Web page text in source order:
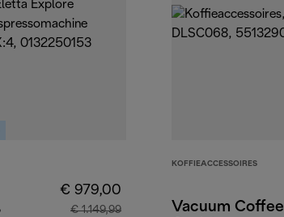
€ 979,00
€ 1.149,99
KOFFIEACCESSOIRES
Vacuum Coffee